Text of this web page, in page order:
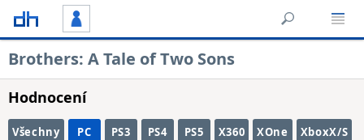
Brothers: A Tale of Two Sons
Hodnocení
Všechny PC PS3 PS4 PS5 X360 XOne XboxX/S